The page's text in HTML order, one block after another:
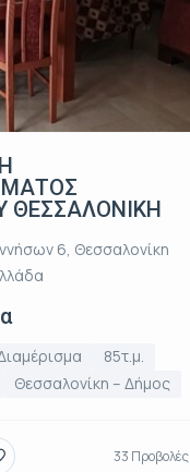
ΘΕΣΣΑΛΟΝΙΚΗ
6, Θεσσαλονίκη
85τ.μ.
Θεσσαλονίκη – Δήμος
33 Προβολές